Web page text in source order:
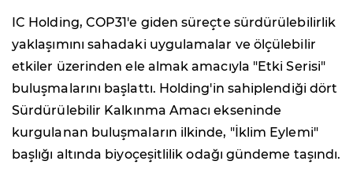
IC Holding, COP31'e giden süreçte sürdürülebilirlik
yaklaşımını sahadaki uygulamalar ve ölçülebilir
etkiler üzerinden ele almak amacıyla "Etki Serisi"
buluşmalarını başlattı. Holding'in sahiplendiği dört
Sürdürülebilir Kalkınma Amacı ekseninde
kurgulanan buluşmaların ilkinde, "İklim Eylemi"
başlığı altında biyoçeşitlilik odağı gündeme taşındı.